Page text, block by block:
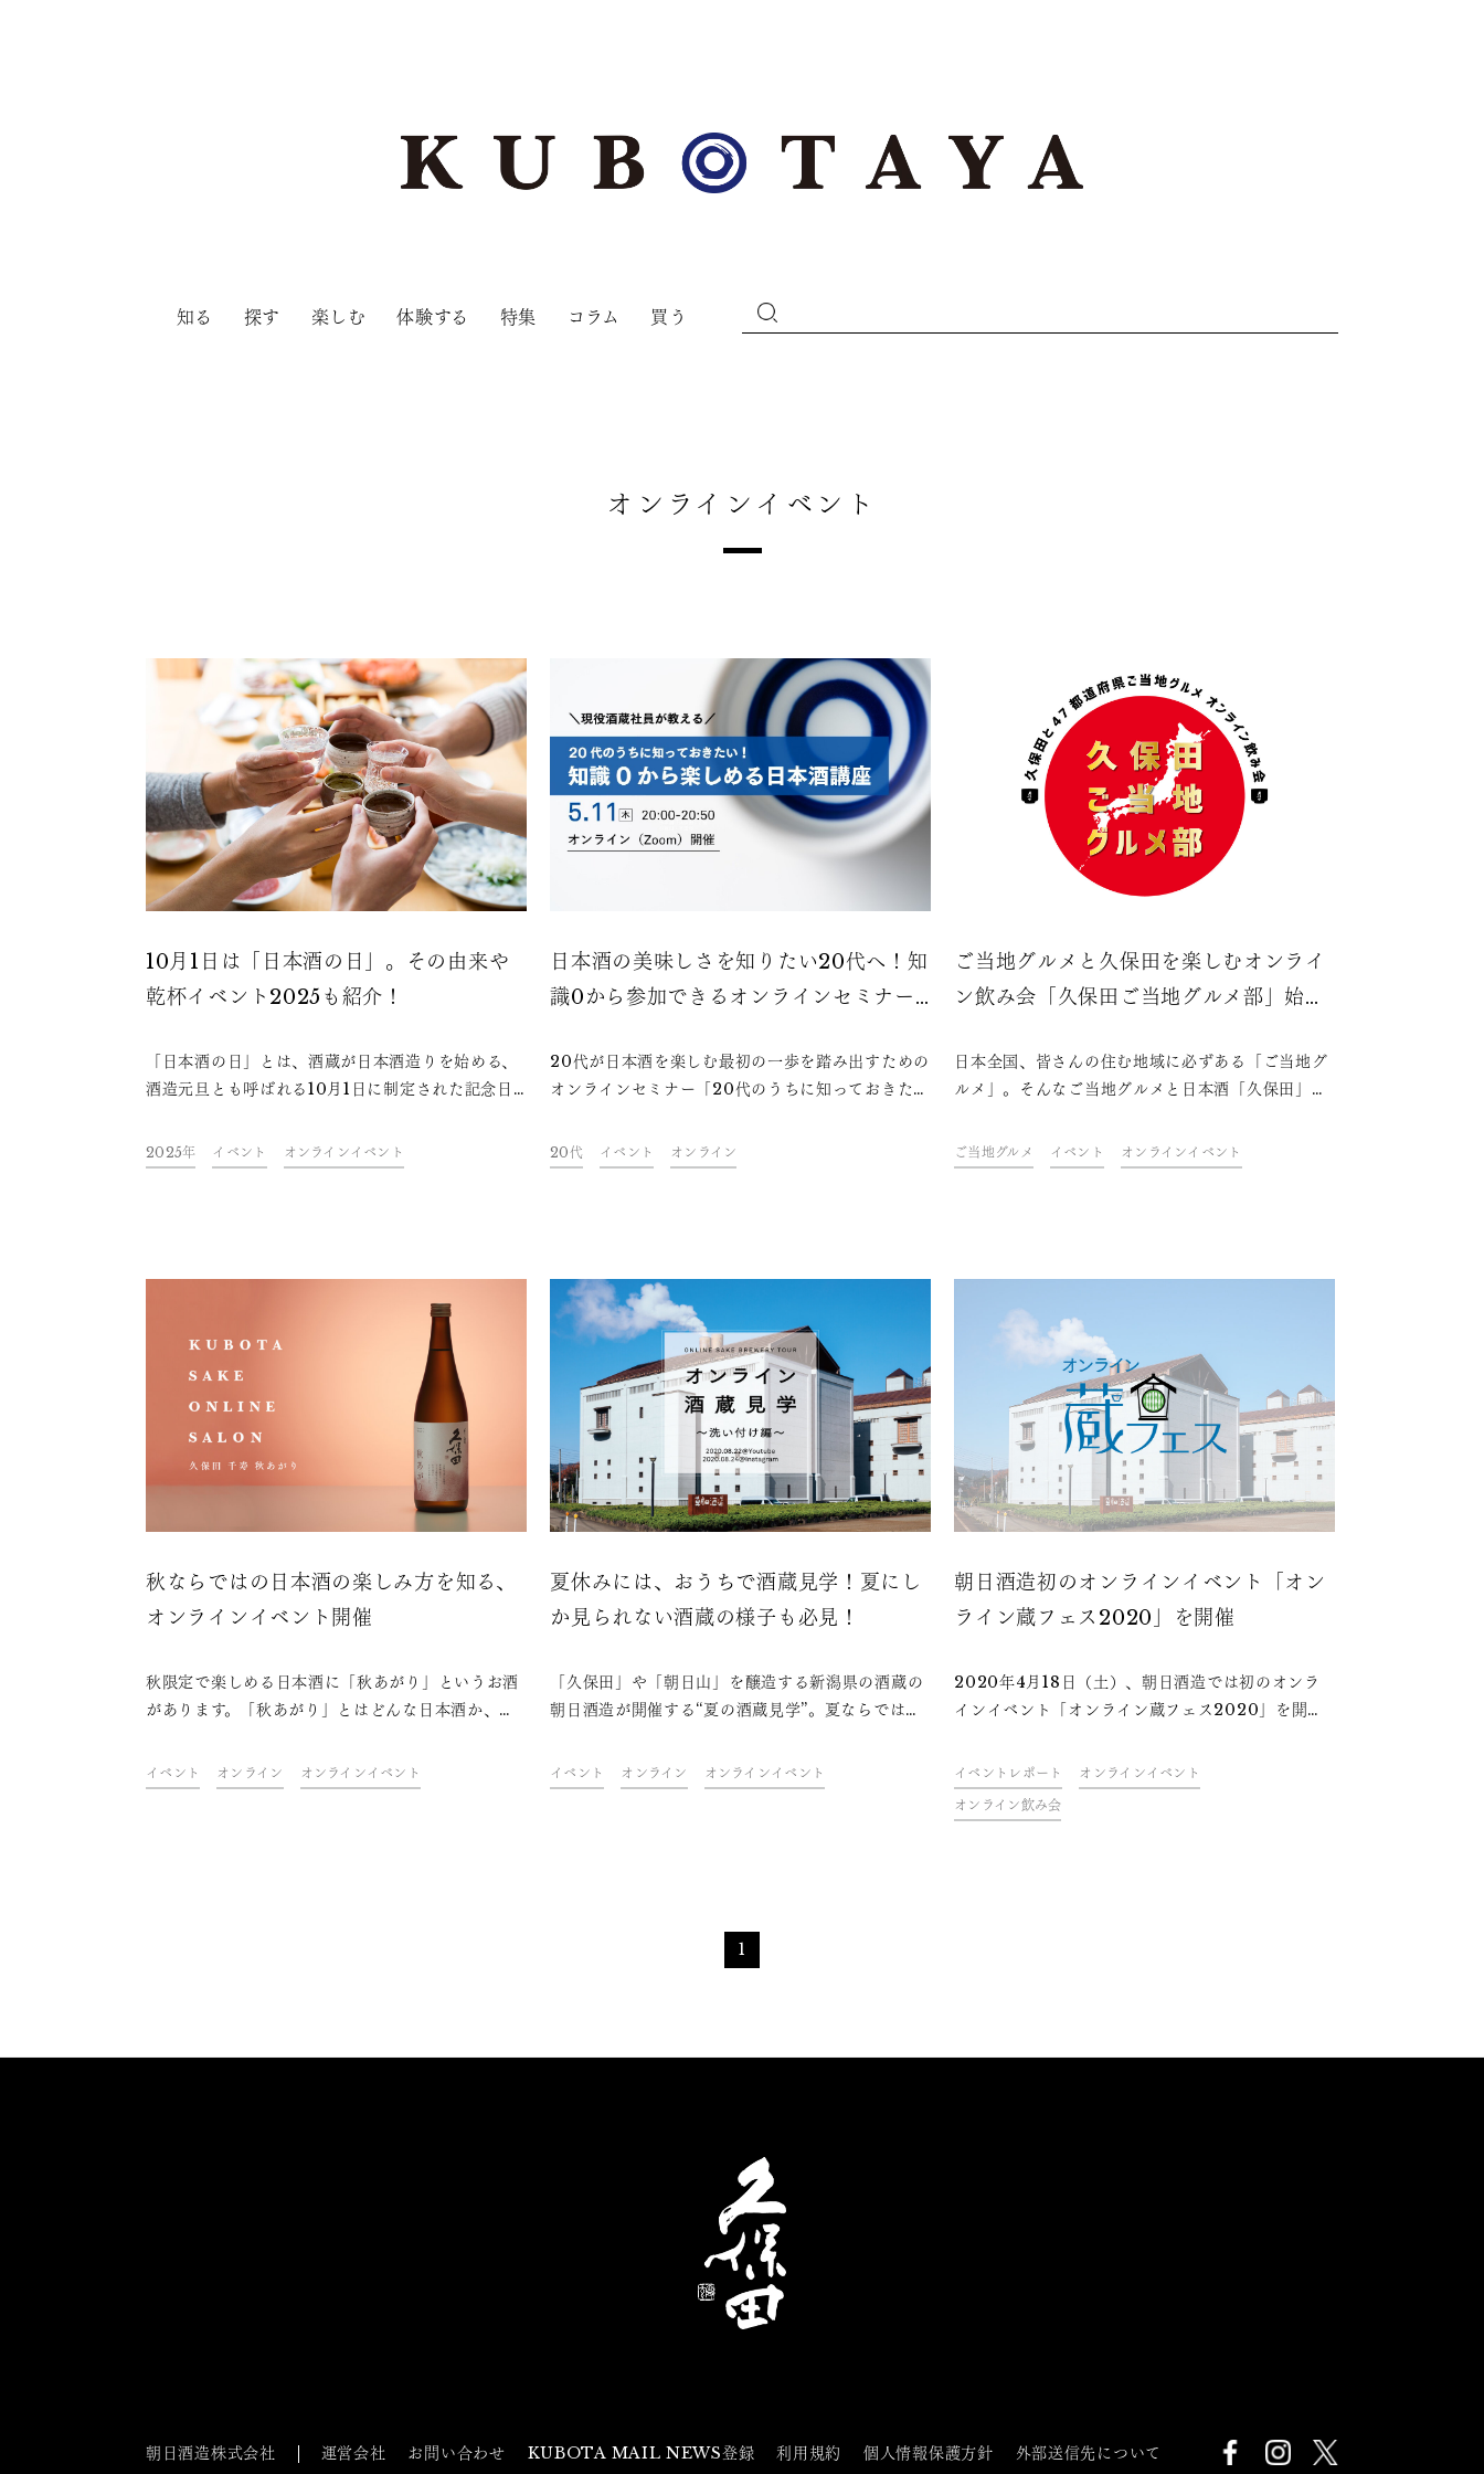
知る 探す 楽しむ 体験する 特集 コラム 買う
オンラインイベント
10月1日は「日本酒の日」。その由来や
乾杯イベント2025も紹介！
「日本酒の日」とは、酒蔵が日本酒造りを始める、
酒造元旦とも呼ばれる10月1日に制定された記念日
ントが行われてきました。こちらの記事では日本酒
の日の由来や、10月と日本酒の関係性、10月1日当
2025年 イベント オンラインイベント
日本酒の美味しさを知りたい20代へ！知
識0から参加できるオンラインセミナー
20代が日本酒を楽しむ最初の一歩を踏み出すための
オンラインセミナー「20代のうちに知っておきた
月11日（木）に開催されます。お酒が飲めるように
なったばかりの20代のうちに、日本酒を美味しく楽
20代 イベント オンライン
ご当地グルメと久保田を楽しむオンライ
ン飲み会「久保田ご当地グルメ部」始
日本全国、皆さんの住む地域に必ずある「ご当地グ
ルメ」。そんなご当地グルメと日本酒「久保田」を
を開催します。毎回1つの都道府県にスポットを当
て、朝日酒造社員が一緒にご当地グルメと久保田を
ご当地グルメ イベント オンラインイベント
秋ならではの日本酒の楽しみ方を知る、
オンラインイベント開催
秋限定で楽しめる日本酒に「秋あがり」というお酒
があります。「秋あがり」とはどんな日本酒か、ま
発売となる「久保田 千寿 秋あがり」とともに知る
オンラインイベントが、YoutubeやInstagramで
イベント オンライン オンラインイベント
夏休みには、おうちで酒蔵見学！夏にし
か見られない酒蔵の様子も必見！
「久保田」や「朝日山」を醸造する新潟県の酒蔵の
朝日酒造が開催する“夏の酒蔵見学”。夏ならではの
の様子を、YoutubeLiveやInstagramライブで楽
しむことができます。自宅にいながら、酒蔵見学気
イベント オンライン オンラインイベント
朝日酒造初のオンラインイベント「オン
ライン蔵フェス2020」を開催
2020年4月18日（土）、朝日酒造では初のオンラ
インイベント「オンライン蔵フェス2020」を開催
での酒蔵見学の案内、酒造り唄ライブをYouTube
Liveにて 配信。今回の記事ではその模様をお伝え
します。
イベントレポート
オンラインイベント
オンライン飲み会
1
朝日酒造株式会社 運営会社 お問い合わせ KUBOTA MAIL NEWS登録 利用規約 個人情報保護方針 外部送信先について